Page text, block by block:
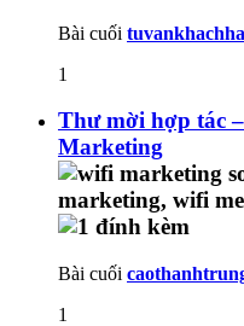
Bài cuối
1
Thư mời hợp tác
Marketing
Bài cuối
1